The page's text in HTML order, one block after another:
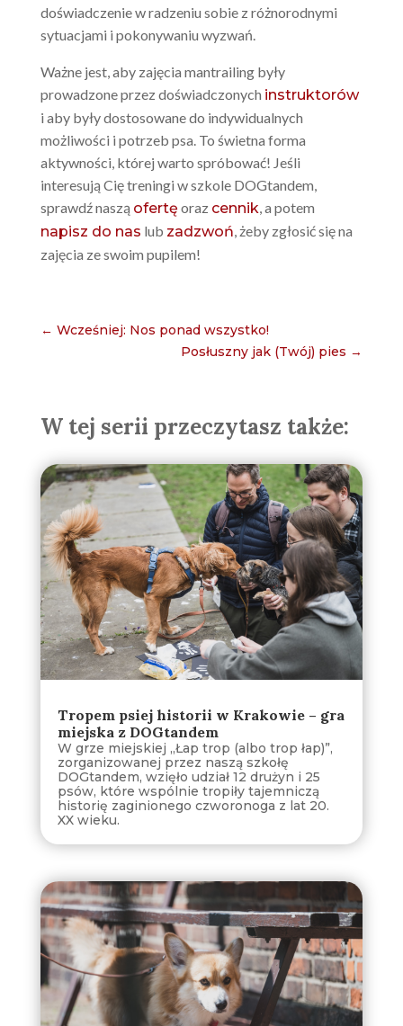
doświadczenie w radzeniu sobie z różnorodnymi
sytuacjami i pokonywaniu wyzwań.
Ważne jest, aby zajęcia mantrailing były
prowadzone przez doświadczonych instruktorów
i aby były dostosowane do indywidualnych
możliwości i potrzeb psa. To świetna forma
aktywności, której warto spróbować! Jeśli
interesują Cię treningi w szkole DOGtandem,
sprawdź naszą ofertę oraz cennik, a potem
napisz do nas lub zadzwoń, żeby zgłosić się na
zajęcia ze swoim pupilem!
← Wcześniej: Nos ponad wszystko!
Posłuszny jak (Twój) pies →
W tej serii przeczytasz także:
Tropem psiej historii w Krakowie – gra
miejska z DOGtandem
W grze miejskiej „Łap trop (albo trop łap)”,
zorganizowanej przez naszą szkołę
DOGtandem, wzięło udział 12 drużyn i 25
psów, które wspólnie tropiły tajemniczą
historię zaginionego czworonoga z lat 20.
XX wieku.